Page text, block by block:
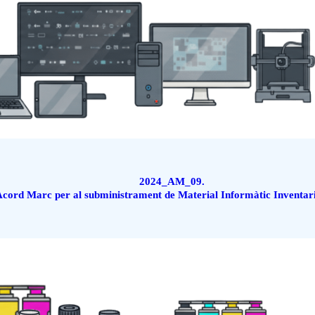
2024_AM_09.
Marc per al subministrament de Material Informàtic